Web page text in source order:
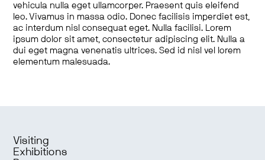
vehicula nulla eget ullamcorper. Praesent quis eleifend
leo. Vivamus in massa odio. Donec facilisis imperdiet est,
ac interdum nisl consequat eget. Nulla facilisi. Lorem
ipsum dolor sit amet, consectetur adipiscing elit. Nulla a
dui eget magna venenatis ultrices. Sed id nisl vel lorem
elementum malesuada.
Visiting
Exhibitions